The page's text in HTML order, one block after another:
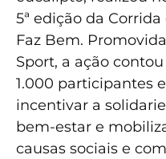
5ª edição da
Faz Bem.
Sport, a ação
1.000 participantes
incentivar a
bem-estar e
causas sociais e